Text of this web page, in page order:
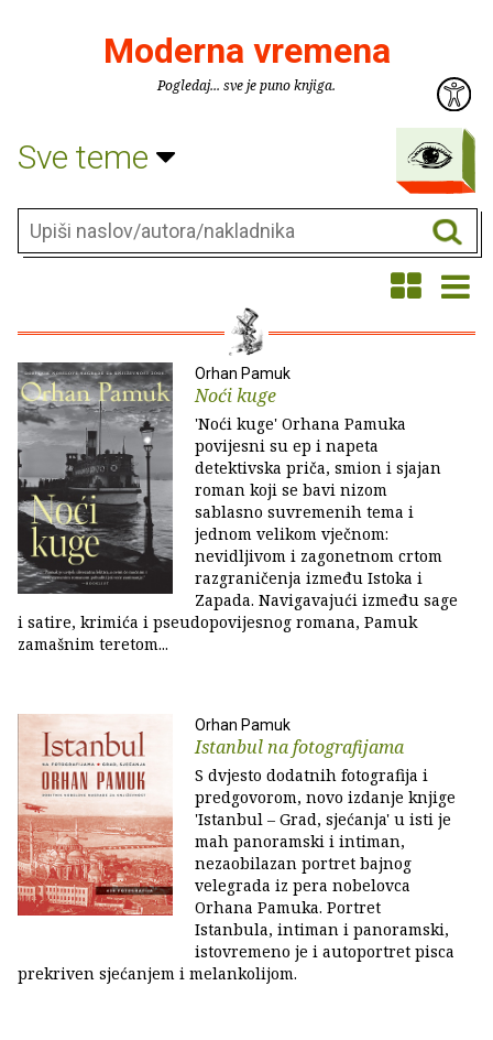
Moderna vremena
Pogledaj... sve je puno knjiga.
Sve teme
Orhan Pamuk
Noći kuge
'Noći kuge' Orhana Pamuka
povijesni su ep i napeta
detektivska priča, smion i sjajan
roman koji se bavi nizom
sablasno suvremenih tema i
jednom velikom vječnom:
nevidljivom i zagonetnom crtom
razgraničenja između Istoka i
Zapada. Navigavajući između sage
i satire, krimića i pseudopovijesnog romana, Pamuk
zamašnim teretom...
Orhan Pamuk
Istanbul na fotografijama
S dvjesto dodatnih fotografija i
predgovorom, novo izdanje knjige
'Istanbul – Grad, sjećanja' u isti je
mah panoramski i intiman,
nezaobilazan portret bajnog
velegrada iz pera nobelovca
Orhana Pamuka. Portret
Istanbula, intiman i panoramski,
istovremeno je i autoportret pisca
prekriven sjećanjem i melankolijom.